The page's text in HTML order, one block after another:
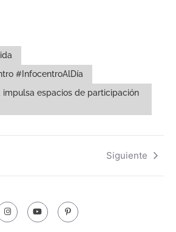
#InfocentroAlDía
impulsa espacios de participación
Siguiente